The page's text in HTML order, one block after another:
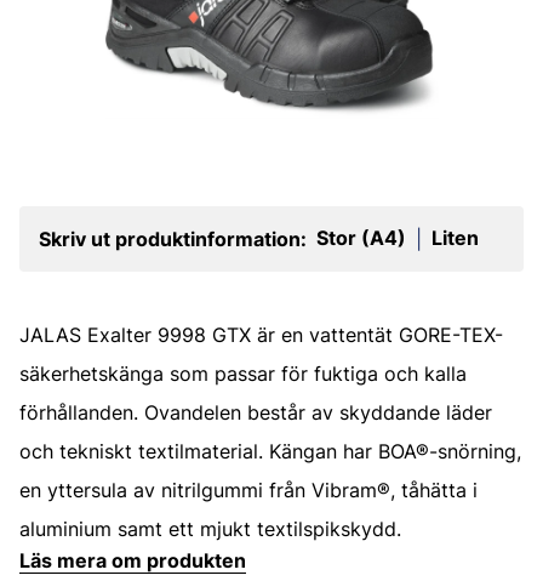
Skriv ut produktinformation: Stor (A4) Liten
JALAS Exalter 9998 GTX är en vattentät GORE-TEX-
säkerhetskänga som passar för fuktiga och kalla
förhållanden. Ovandelen består av skyddande läder
och tekniskt textilmaterial. Kängan har BOA®-snörning,
en yttersula av nitrilgummi från Vibram®, tåhätta i
aluminium samt ett mjukt textilspikskydd.
Läs mera om produkten